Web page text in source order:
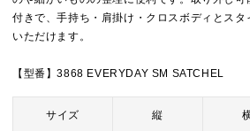
付きで、手持ち・肩掛け・クロスボディとス
いただけます。
【型番】3868 EVERYDAY SM SATCHEL
サイズ 縦